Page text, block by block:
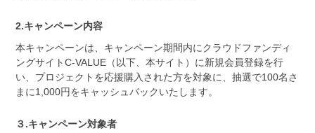
2.キャンペーン内容
本キャンペーンは、キャンペーン期間内にクラウドファンディ
ングサイトC-VALUE（以下、本サイト）に新規会員登録を行
い、プロジェクトを応援購入された方を対象に、抽選で100名さ
まに1,000円をキャッシュバックいたします。
３.キャンペーン対象者